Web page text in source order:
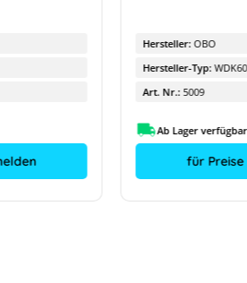
Hersteller:OBO
Hersteller-Typ:
Art. Nr.: 5009
Ab Lager verfügbar
für